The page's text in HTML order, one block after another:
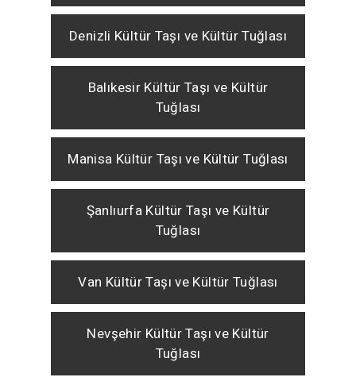
Denizli Kültür Taşı ve Kültür Tuğlası
Balıkesir Kültür Taşı ve Kültür
Tuğlası
Manisa Kültür Taşı ve Kültür Tuğlası
Şanlıurfa Kültür Taşı ve Kültür
Tuğlası
Van Kültür Taşı ve Kültür Tuğlası
Nevşehir Kültür Taşı ve Kültür
Tuğlası